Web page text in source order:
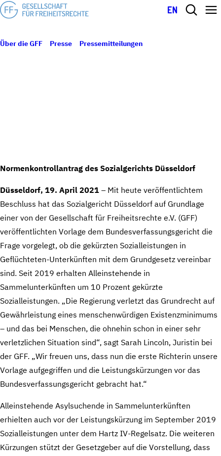
EN
Über die GFF Presse Pressemitteilungen
Normenkontrollantrag des Sozialgerichts Düsseldorf
Düsseldorf, 19. April 2021 – Mit heute veröffentlichtem
Beschluss hat das Sozialgericht Düsseldorf auf Grundlage
einer von der Gesellschaft für Freiheitsrechte e.V. (GFF)
veröffentlichten Vorlage dem Bundesverfassungsgericht die
Frage vorgelegt, ob die gekürzten Sozialleistungen in
Geflüchteten-Unterkünften mit dem Grundgesetz vereinbar
sind. Seit 2019 erhalten Alleinstehende in
Sammelunterkünften um 10 Prozent gekürzte
Sozialleistungen. „Die Regierung verletzt das Grundrecht auf
Gewährleistung eines menschenwürdigen Existenzminimums
– und das bei Menschen, die ohnehin schon in einer sehr
verletzlichen Situation sind“, sagt Sarah Lincoln, Juristin bei
der GFF. „Wir freuen uns, dass nun die erste Richterin unsere
Vorlage aufgegriffen und die Leistungskürzungen vor das
Bundesverfassungsgericht gebracht hat.“
Alleinstehende Asylsuchende in Sammelunterkünften
erhielten auch vor der Leistungskürzung im September 2019
Sozialleistungen unter dem Hartz IV-Regelsatz. Die weiteren
Kürzungen stützt der Gesetzgeber auf die Vorstellung, dass